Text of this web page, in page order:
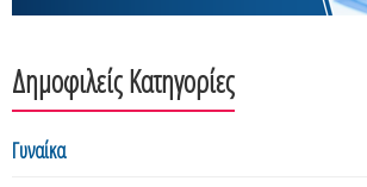
Δημοφιλείς Κατηγορίες
Γυναίκα